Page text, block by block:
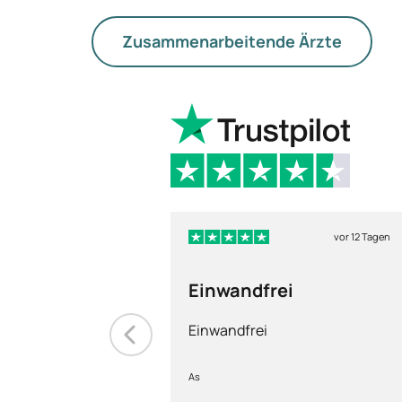
Zusammenarbeitende Ärzte
vor 12 Tagen
Einwandfrei
Einwandfrei
As